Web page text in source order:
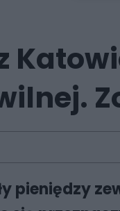
pieniędzy